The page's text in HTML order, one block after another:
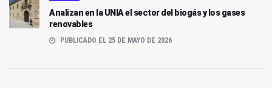
Analizan en la UNIA el sector del biogás y los gases
renovables
PUBLICADO EL 25 DE MAYO DE 2026